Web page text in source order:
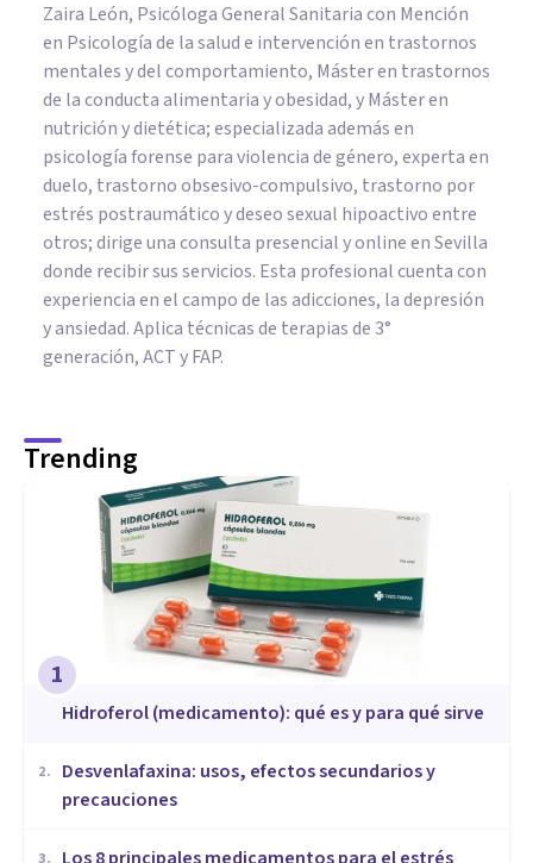
Zaira León, Psicóloga General Sanitaria con Mención
en Psicología de la salud e intervención en trastornos
mentales y del comportamiento, Máster en trastornos
de la conducta alimentaria y obesidad, y Máster en
nutrición y dietética; especializada además en
psicología forense para violencia de género, experta en
duelo, trastorno obsesivo-compulsivo, trastorno por
estrés postraumático y deseo sexual hipoactivo entre
otros; dirige una consulta presencial y online en Sevilla
donde recibir sus servicios. Esta profesional cuenta con
experiencia en el campo de las adicciones, la depresión
y ansiedad. Aplica técnicas de terapias de 3°
generación, ACT y FAP.
Trending
1
Hidroferol (medicamento): qué es y para qué sirve
2.
Desvenlafaxina: usos, efectos secundarios y
precauciones
3.